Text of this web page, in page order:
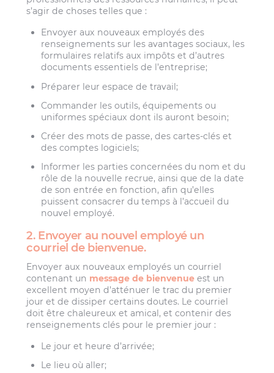
s’agir de choses telles que :
Envoyer aux nouveaux employés des
renseignements sur les avantages sociaux, les
formulaires relatifs aux impôts et d’autres
documents essentiels de l’entreprise;
Préparer leur espace de travail;
Commander les outils, équipements ou
uniformes spéciaux dont ils auront besoin;
Créer des mots de passe, des cartes-clés et
des comptes logiciels;
Informer les parties concernées du nom et du
rôle de la nouvelle recrue, ainsi que de la date
de son entrée en fonction, afin qu’elles
puissent consacrer du temps à l’accueil du
nouvel employé.
2. Envoyer au nouvel employé un
courriel de bienvenue.
Envoyer aux nouveaux employés un courriel
contenant un message de bienvenue est un
excellent moyen d’atténuer le trac du premier
jour et de dissiper certains doutes. Le courriel
doit être chaleureux et amical, et contenir des
renseignements clés pour le premier jour :
Le jour et heure d’arrivée;
Le lieu où aller;